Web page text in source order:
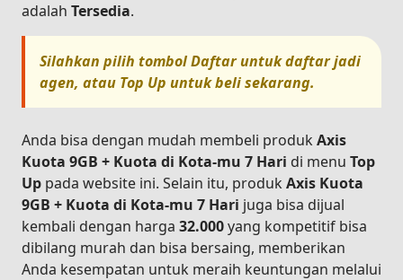
adalah Tersedia.
Silahkan pilih tombolDaftaruntuk daftar jadi
agen, atau Top Up untuk beli sekarang.
Anda bisa dengan mudah membeli produk Axis
Kuota 9GB + Kuota di Kota-mu 7 Hari di menu Top
Up pada website ini. Selain itu, produk Axis Kuota
9GB + Kuota di Kota-mu 7 Hari juga bisa dijual
kembali dengan harga 32.000yang kompetitif bisa
dibilang murah dan bisa bersaing, memberikan
Anda kesempatan untuk meraih keuntungan melalui